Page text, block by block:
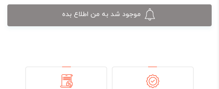
موجود شد به من اطلاع بده